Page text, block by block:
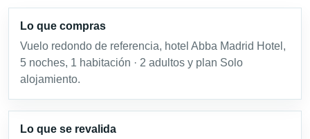
Lo que compras
Vuelo redondo de referencia, hotel Abba Madrid Hotel,
5 noches, 1 habitación · 2 adultos y plan Solo
alojamiento.
Lo que se revalida